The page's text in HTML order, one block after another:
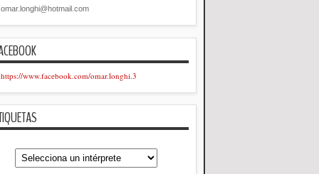
omar.longhi@hotmail.com
https://www.facebook.com/omar.longhi.3